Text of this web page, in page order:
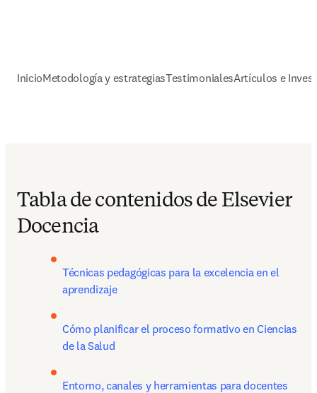
InicioMetodología y estrategiasTestimonialesArtículos e
Tabla de contenidos de Elsevier
Docencia
Técnicas pedagógicas para la excelencia en el
aprendizaje
Cómo planificar el proceso formativo en Ciencias
de la Salud
Entorno, canales y herramientas para docentes